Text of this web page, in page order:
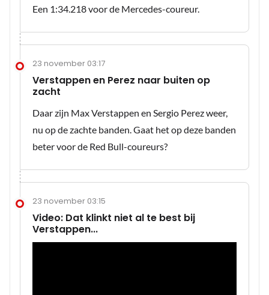
Een 1:34.218 voor de Mercedes-coureur.
23 november 03:17
Verstappen en Perez naar buiten op
zacht
Daar zijn Max Verstappen en Sergio Perez weer,
nu op de zachte banden. Gaat het op deze banden
beter voor de Red Bull-coureurs?
23 november 03:15
Video: Dat klinkt niet al te best bij
Verstappen...